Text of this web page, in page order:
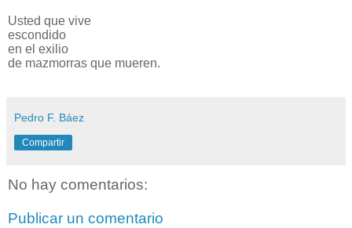
Usted que vive
escondido
en el exilio
de mazmorras que mueren.
Pedro F. Báez
Compartir
No hay comentarios:
Publicar un comentario